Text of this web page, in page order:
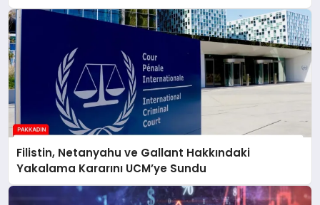
Filistin, Netanyahu ve Gallant Hakkındaki
Yakalama Kararını UCM’ye Sundu